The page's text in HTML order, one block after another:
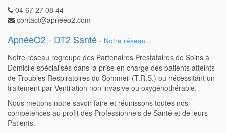
04 67 27 08 44
contact@apneeo2.com
ApnéeO2 - DT2 Santé - Notre réseau...
Notre réseau regroupe des Partenaires Prestataires de Soins à
Domicile spécialisés dans la prise en charge des patients atteints
de Troubles Respiratoires du Sommeil (T.R.S.) ou nécessitant un
traitement par Ventilation non invasive ou oxygénothérapie.
Nous mettons notre savoir-faire et réunissons toutes nos
compétences au profit des Professionnels de Santé et de leurs
Patients.